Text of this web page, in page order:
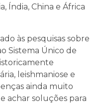
Índia, China e África
às pesquisas sobre
Sistema Único de
leishmaniose e
ainda muito
achar soluções para